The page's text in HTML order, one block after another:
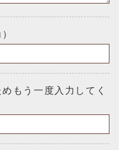
もう一度入力してく